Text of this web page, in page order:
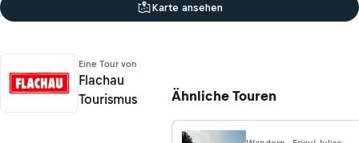
Karte ansehen
Eine Tour von
Flachau
Tourismus
Ähnliche Touren